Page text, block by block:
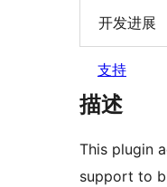
开发进展
支持
描述
This plugin
support to